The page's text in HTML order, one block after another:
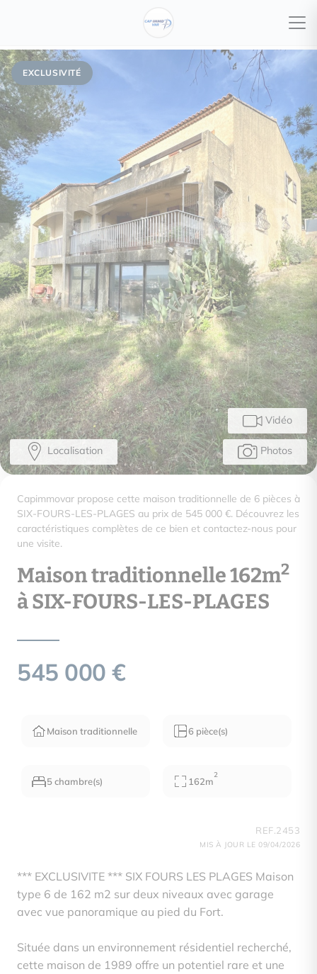
EXCLUSIVITÉ
Photos
Vidéo
Localisation
Capimmovar propose cette maison traditionnelle de 6 pièces à
SIX-FOURS-LES-PLAGES au prix de 545 000 €. Découvrez les
caractéristiques complètes de ce bien et contactez-nous pour
une visite.
Maison traditionnelle 162m2
à SIX-FOURS-LES-PLAGES
545 000 €
Maison traditionnelle 6 pièce(s)
5 chambre(s) 162m
2
REF.2453
MIS À JOUR LE 09/04/2026
*** EXCLUSIVITE *** SIX FOURS LES PLAGES Maison
type 6 de 162 m2 sur deux niveaux avec garage
avec vue panoramique au pied du Fort.
Située dans un environnement résidentiel recherché,
cette maison de 1989 offre un potentiel rare et une